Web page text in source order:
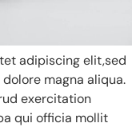
adipiscing elit,sed
magna aliqua.
exercitation
qui officia mollit